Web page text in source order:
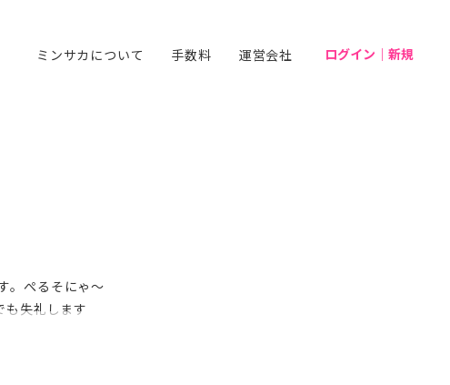
ミンサカについて 手数料 運営会社 ログイン｜新規
。ぺるそにゃ〜
も失礼します